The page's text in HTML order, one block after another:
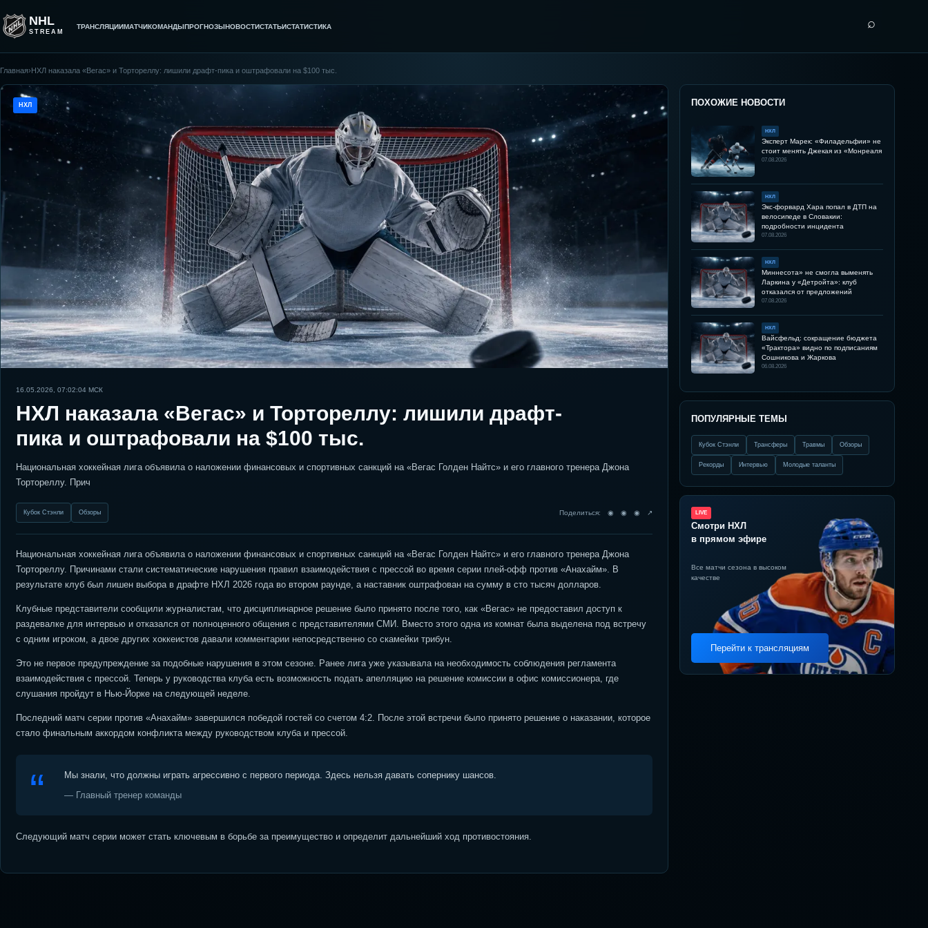
NHL
STREAM
ТРАНСЛЯЦИИМАТЧИКОМАНДЫПРОГНОЗЫНОВОСТИСТАТЬИСТАТИСТИКА ⌕
Главная›НХЛ наказала «Вегас» и Тортореллу: лишили драфт-пика и оштрафовали на $100 тыс.
НХЛ
16.05.2026, 07:02:04 МСК
НХЛ наказала «Вегас» и Тортореллу: лишили драфт-
пика и оштрафовали на $100 тыс.
Национальная хоккейная лига объявила о наложении финансовых и спортивных санкций на «Вегас Голден Найтс» и его главного тренера Джона
Тортореллу. Прич
Кубок Стэнли Обзоры Поделиться: ◉ ◉ ◉ ↗
Национальная хоккейная лига объявила о наложении финансовых и спортивных санкций на «Вегас Голден Найтс» и его главного тренера Джона
Тортореллу. Причинами стали систематические нарушения правил взаимодействия с прессой во время серии плей-офф против «Анахайм». В
результате клуб был лишен выбора в драфте НХЛ 2026 года во втором раунде, а наставник оштрафован на сумму в сто тысяч долларов.
Клубные представители сообщили журналистам, что дисциплинарное решение было принято после того, как «Вегас» не предоставил доступ к
раздевалке для интервью и отказался от полноценного общения с представителями СМИ. Вместо этого одна из комнат была выделена под встречу
с одним игроком, а двое других хоккеистов давали комментарии непосредственно со скамейки трибун.
Это не первое предупреждение за подобные нарушения в этом сезоне. Ранее лига уже указывала на необходимость соблюдения регламента
взаимодействия с прессой. Теперь у руководства клуба есть возможность подать апелляцию на решение комиссии в офис комиссионера, где
слушания пройдут в Нью-Йорке на следующей неделе.
Последний матч серии против «Анахайм» завершился победой гостей со счетом 4:2. После этой встречи было принято решение о наказании, которое
стало финальным аккордом конфликта между руководством клуба и прессой.
Мы знали, что должны играть агрессивно с первого периода. Здесь нельзя давать сопернику шансов.
— Главный тренер команды
Следующий матч серии может стать ключевым в борьбе за преимущество и определит дальнейший ход противостояния.
ПОХОЖИЕ НОВОСТИ
НХЛ
Эксперт Марек: «Филадельфии» не
стоит менять Джекая из «Монреаля
07.08.2026
НХЛ
Экс-форвард Хара попал в ДТП на
велосипеде в Словакии:
подробности инцидента
07.08.2026
НХЛ
Миннесота» не смогла выменять
Ларкина у «Детройта»: клуб
отказался от предложений
07.08.2026
НХЛ
Вайсфельд: сокращение бюджета
«Трактора» видно по подписаниям
Сошникова и Жаркова
06.08.2026
ПОПУЛЯРНЫЕ ТЕМЫ
Кубок Стэнли Трансферы Травмы Обзоры
Рекорды Интервью Молодые таланты
LIVE
Смотри НХЛ
в прямом эфире
Все матчи сезона в высоком
качестве
Перейти к трансляциям